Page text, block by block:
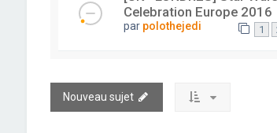
Celebration Europe 2016
par polothejedi 1
Nouveau sujet